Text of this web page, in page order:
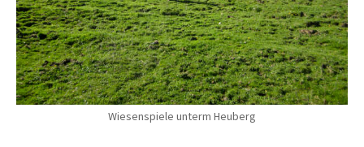
Wiesenspiele unterm Heuberg